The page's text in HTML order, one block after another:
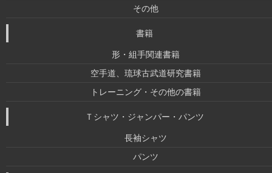
その他
書籍
形・組手関連書籍
空手道、琉球古武道研究書籍
トレーニング・その他の書籍
Ｔシャツ・ジャンパー・パンツ
長袖シャツ
パンツ